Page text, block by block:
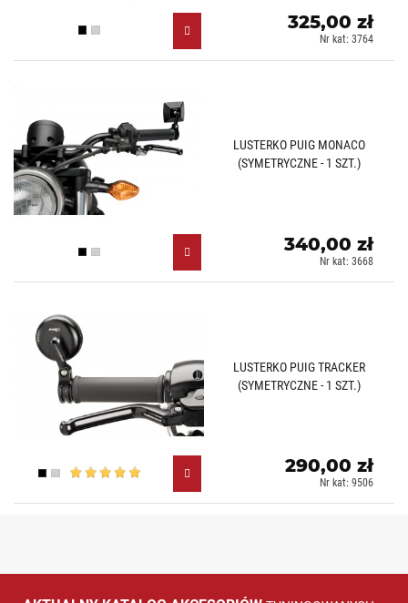
Czarny (N)
Aluminiowy (D)
325,00 zł
Nr kat: 3764
LUSTERKO PUIG MONACO
(SYMETRYCZNE - 1 SZT.)
Czarny (N)
Aluminiowy (D)
340,00 zł
Nr kat: 3668
LUSTERKO PUIG TRACKER
(SYMETRYCZNE - 1 SZT.)
Czarny (N)
Aluminiowy (D)
290,00 zł
Nr kat: 9506